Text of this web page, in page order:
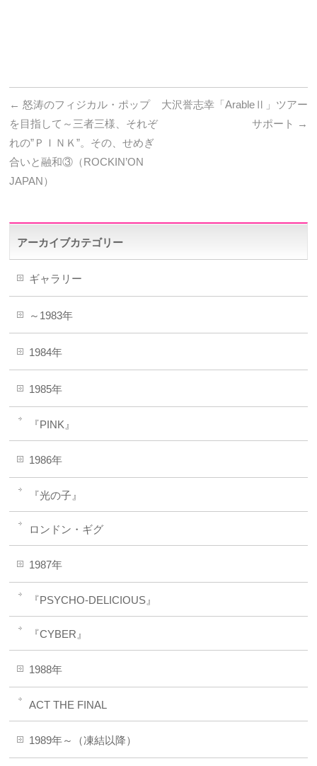
← 怒涛のフィジカル・ポップ
を目指して～三者三様、それぞ
れの”ＰＩＮＫ”。その、せめぎ
合いと融和③（ROCKIN’ON
JAPAN）
大沢誉志幸「ArableⅡ」ツアー
サポート
→
アーカイブカテゴリー
ギャラリー
～1983年
1984年
1985年
『PINK』
1986年
『光の子』
ロンドン・ギグ
1987年
『PSYCHO-DELICIOUS』
『CYBER』
1988年
ACT THE FINAL
1989年～（凍結以降）